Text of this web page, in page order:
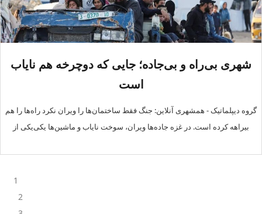
شهری بی‌راه و بی‌جاده؛ جایی که دوچرخه هم نایاب
است
گروه دیپلماتیک - همشهری آنلاین: جنگ فقط ساختمان‌ها را ویران نکرد راه‌ها را هم
بیراهه کرده است. در غزه جاده‌ها ویران، سوخت نایاب و ماشین‌ها یکی‌یکی از
1
2